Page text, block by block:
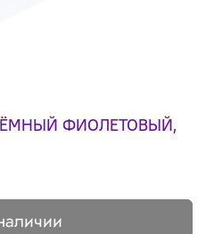
ФИОЛЕТОВЫЙ,